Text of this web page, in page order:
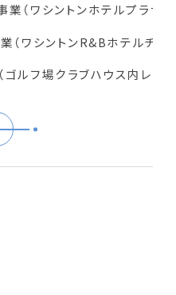
業（ワシントンホテルプラザ
（ワシントンR&Bホテルチェ
ゴルフ場クラブハウス内レス